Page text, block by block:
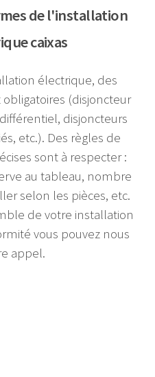
de l'installation
caixas
électrique, des
(disjoncteur
disjoncteurs
etc.). Des règles de
sont à respecter :
au tableau, nombre
selon les pièces, etc.
de votre installation
vous pouvez nous
appel.